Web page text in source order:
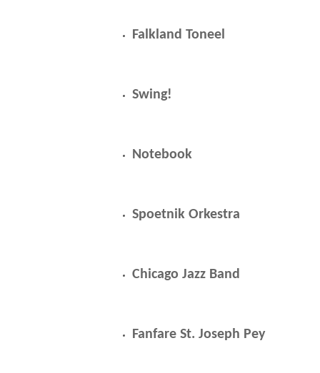
Falkland Toneel
Swing!
Notebook
Spoetnik Orkestra
Chicago Jazz Band
Fanfare St. Joseph Pey